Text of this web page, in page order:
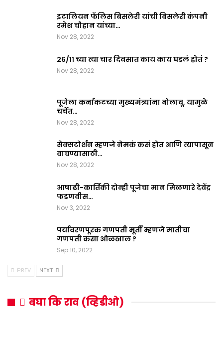
इटालियन फॅलिस बिसलेरी यांची बिसलेरी कंपनी
रमेश चौहान यांच्या…
Nov 28, 2022
२६/११ च्या त्या चार दिवसात काय काय घडलं होतं ?
Nov 28, 2022
पूजेला कर्नाकटच्या मुख्यमंत्र्यांना बोलावू, यामुळे
चर्चेत…
Nov 28, 2022
सेक्सटोर्शन म्हणजे नेमकं कसं होत आणि त्यापासून
वाचण्यासाठी…
Nov 28, 2022
आषाढी-कार्तिकी दोन्ही पूजेचा मान मिळणारे देवेंद्र
फडणवीस…
Nov 3, 2022
पर्यावरणपूरक गणपती मूर्ती म्हणजे मातीचा
गणपती कसा ओळखाल ?
Sep 10, 2022
PREV NEXT
बघा कि राव (व्हिडीओ)